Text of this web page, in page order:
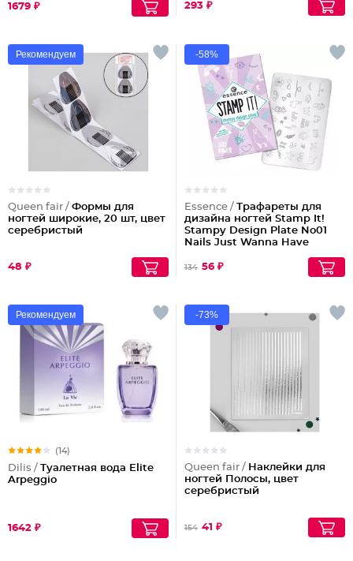
1679 ₽ 293 ₽
Рекомендуем
Queen fair / Формы для
ногтей широкие, 20 шт, цвет
серебристый
48 ₽
-58%
Essence / Трафареты для
дизайна ногтей Stamp It!
Stampy Design Plate No01
Nails Just Wanna Have
134 56 ₽
Рекомендуем
(14)
Dilis / Туалетная вода Elite
Arpeggio
1642 ₽
-73%
Queen fair / Наклейки для
ногтей Полосы, цвет
серебристый
154 41 ₽